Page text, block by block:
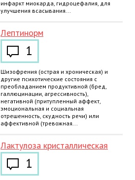
инфаркт миокарда, гидроцефалия, для
улучшения всасывания...
Лептинорм
1
Шизофрения (острая и хроническая) и
другие психотические состояния с
преобладанием продуктивной (бред,
галлюцинации, агрессивность),
негативной (притупленный аффект,
эмоциональная и социальная
отрешенность, скудность речи) или
аффективной (тревожная...
Лактулоза кристаллическая
1